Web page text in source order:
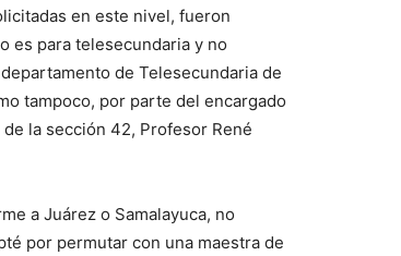
en este nivel, fueron
es para telesecundaria y no
de Telesecundaria de
tampoco, por parte del encargado
la sección 42, Profesor René
a Juárez o Samalayuca, no
por permutar con una maestra de